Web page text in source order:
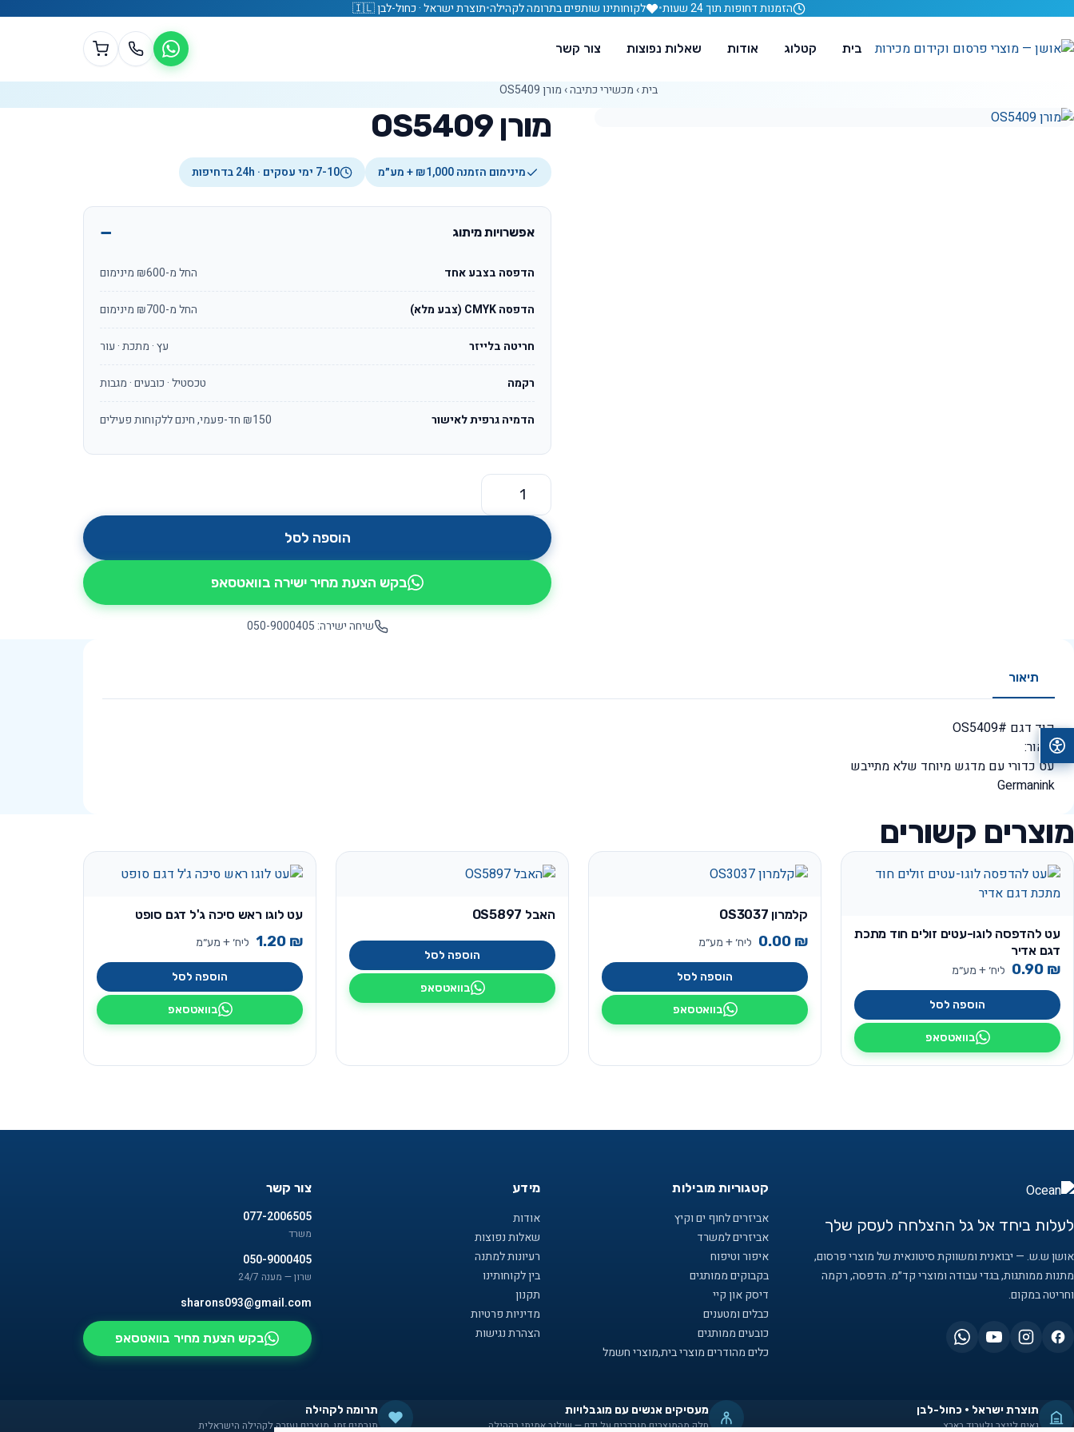
הזמנות דחופות תוך 24 שעות • לקוחותינו שותפים בתרומה לקהילה•תוצרת ישראל · כחול-לבן 🇮🇱
בית קטלוג אודות שאלות נפוצות צור קשר
בית› מכשירי כתיבה› מורן OS5409
מורן OS5409
מינימום הזמנה ₪1,000 + מע״מ 7-10 ימי עסקים · 24h בדחיפות
אפשרויות מיתוג
הדפסה בצבע אחד החל מ-₪600 מינימום
הדפסה CMYK (צבע מלא) החל מ-₪700 מינימום
חריטה בלייזר עץ · מתכת · עור
רקמה טכסטיל · כובעים · מגבות
הדמיה גרפית לאישור ₪150 חד-פעמי, חינם ללקוחות פעילים
כמות של מורן OS5409
הוספה לסל
בקש הצעת מחיר ישירה בוואטסאפ
שיחה ישירה: 050-9000405
תיאור
קוד דגם #OS5409
תיאור:
עט כדורי עם מדגש מיוחד שלא מתייבש
Germanink
מוצרים קשורים
עט להדפסה לוגו-עטים זולים חוד מתכת
דגם אדיר
0.90 ₪ ליח׳ + מע״מ
הוספה לסל
בוואטסאפ
קלמרון OS3037
0.00 ₪ ליח׳ + מע״מ
הוספה לסל
בוואטסאפ
האבל OS5897
הוספה לסל
בוואטסאפ
עט לוגו ראש סיכה ג'ל דגם סופט
1.20 ₪ ליח׳ + מע״מ
הוספה לסל
בוואטסאפ
לעלות ביחד אל גל ההצלחה לעסק שלך
אושן ש.ש. — יבואנית ומשווקת סיטונאית של מוצרי פרסום,
מתנות ממותגות, בגדי עבודה ומוצרי קד״מ. הדפסה, רקמה
וחריטה במקום.
קטגוריות מובילות
אביזרים לחוף ים וקיץ
אביזרים למשרד
איפור וטיפוח
בקבוקים ממותגים
דיסק און קיי
כבלים ומטענים
כובעים ממותגים
כלים מהודרים מוצרי בית,מוצרי חשמל
מידע
אודות
שאלות נפוצות
רעיונות למתנה
בין לקוחותינו
תקנון
מדיניות פרטיות
הצהרת נגישות
צור קשר
077-2006505
משרד
050-9000405
שרון — מענה 24/7
sharons093@gmail.com
בקש הצעת מחיר בוואטסאפ
תוצרת ישראל · כחול-לבן
גאים לייצר ולעבוד בארץ
מעסיקים אנשים עם מוגבלויות
חלק מהמוצרים מורכבים על ידם — שילוב אמיתי בקהילה
תרומה לקהילה
תורמים זמן, מוצרים ועזרה לקהילה הישראלית